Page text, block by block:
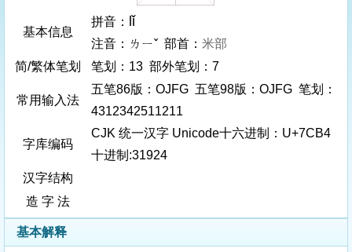
基本信息
拼音： lǐ
注音：ㄌㄧˇ 部首： 米部
简/繁体笔划
笔划：13 部外笔划：7
常用输入法
五笔86版：OJFG 五笔98版：OJFG 笔划：
4312342511211
字库编码
CJK 统一汉字 Unicode十六进制：U+7CB4
十进制:31924
汉字结构
造 字 法
基本解释